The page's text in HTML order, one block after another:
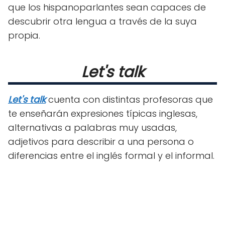
que los hispanoparlantes sean capaces de
descubrir otra lengua a través de la suya
propia.
Let's talk
Let's talkcuenta con distintas profesoras que
te enseñarán expresiones típicas inglesas,
alternativas a palabras muy usadas,
adjetivos para describir a una persona o
diferencias entre el inglés formal y el informal.